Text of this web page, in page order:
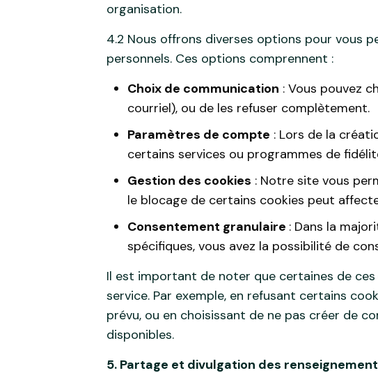
organisation.
4.2 Nous offrons diverses options pour vous
personnels. Ces options comprennent :
Choix de communication : Vous pouvez
courriel), ou de les refuser complètement.
Paramètres de compte : Lors de la
certains services ou programmes de
Gestion des cookies : Notre site vous
le blocage de certains cookies peut
Consentement granulaire : Dans la
spécifiques, vous avez la possibilité de
Il est important de noter que certaines de
service. Par exemple, en refusant certains
prévu, ou en choisissant de ne pas créer de
disponibles.
5. Partage et divulgation des